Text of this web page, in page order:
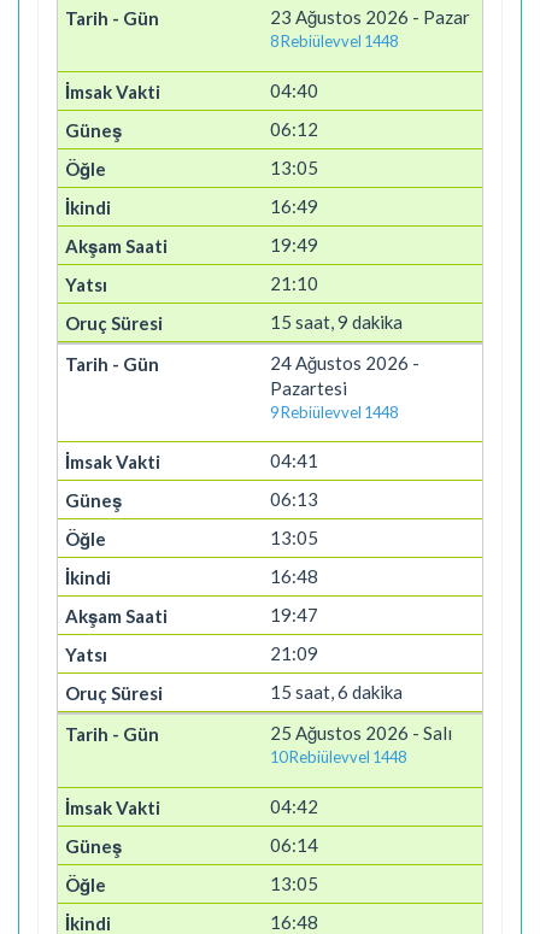
23 Ağustos 2026 - Pazar
8 Rebiülevvel 1448
04:40
06:12
13:05
16:49
19:49
21:10
15 saat, 9 dakika
24 Ağustos 2026 -
Pazartesi
9 Rebiülevvel 1448
04:41
06:13
13:05
16:48
19:47
21:09
15 saat, 6 dakika
25 Ağustos 2026 - Salı
10 Rebiülevvel 1448
04:42
06:14
13:05
16:48